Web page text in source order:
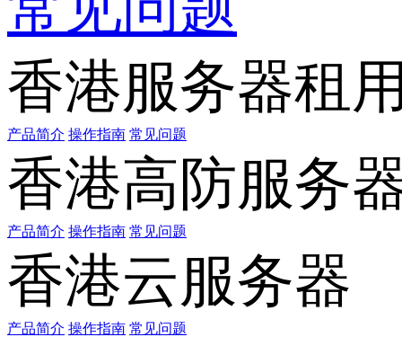
香港服务器租
产品简介 操作指南 常见问题
香港高防服务
产品简介 操作指南 常见问题
香港云服务器
产品简介 操作指南 常见问题